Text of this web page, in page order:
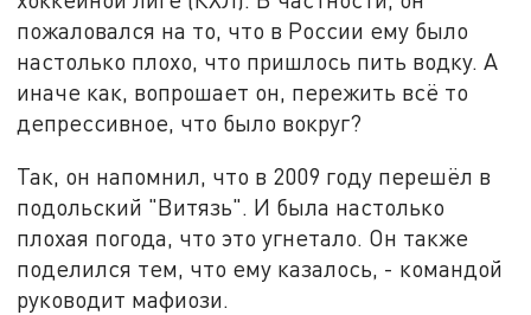
пожаловался на то, что в России ему было
настолько плохо, что пришлось пить водку. А
иначе как, вопрошает он, пережить всё то
депрессивное, что было вокруг?
Так, он напомнил, что в 2009 году перешёл в
подольский "Витязь". И была настолько
плохая погода, что это угнетало. Он также
поделился тем, что ему казалось, - командой
руководит мафиози.